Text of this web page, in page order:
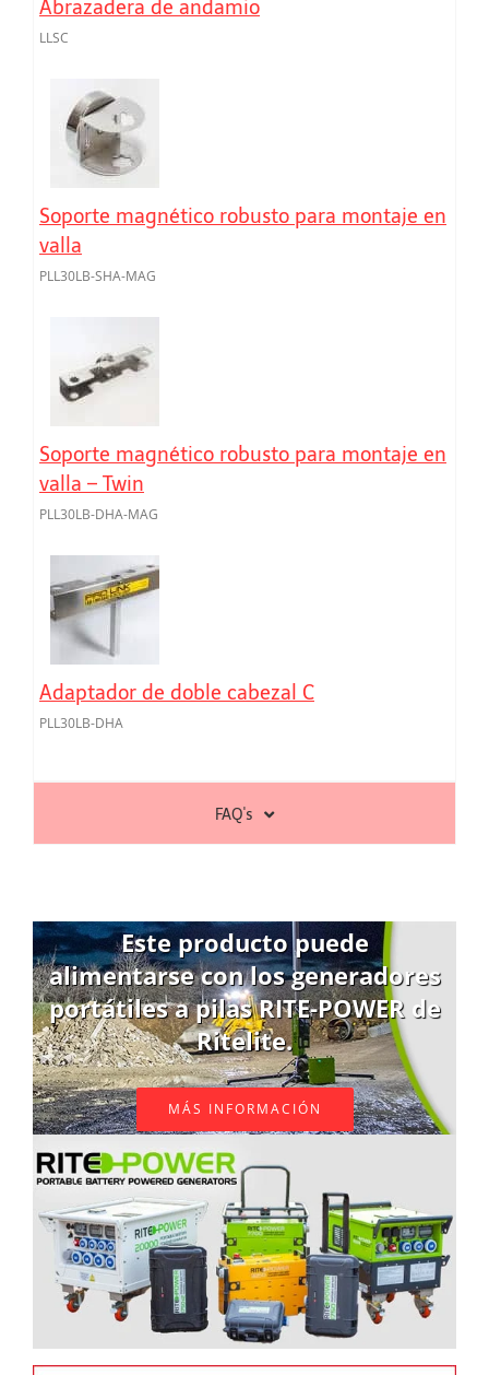
Abrazadera de andamio
LLSC
Soporte magnético robusto para montaje en
valla
PLL30LB-SHA-MAG
Soporte magnético robusto para montaje en
valla – Twin
PLL30LB-DHA-MAG
Adaptador de doble cabezal C
PLL30LB-DHA
FAQ's
Este producto puede
alimentarse con los generadores
portátiles a pilas RITE-POWER de
Ritelite.
MÁS INFORMACIÓN